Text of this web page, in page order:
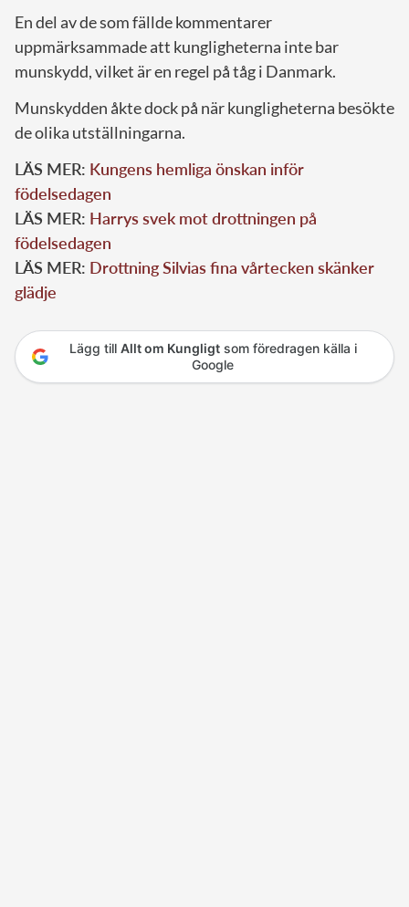
En del av de som fällde kommentarer
uppmärksammade att kungligheterna inte bar
munskydd, vilket är en regel på tåg i Danmark.
Munskydden åkte dock på när kungligheterna besökte
de olika utställningarna.
LÄS MER: Kungens hemliga önskan inför
födelsedagen
LÄS MER: Harrys svek mot drottningen på
födelsedagen
LÄS MER: Drottning Silvias fina vårtecken skänker
glädje
Lägg till Allt om Kungligtsom föredragen källa i
Google